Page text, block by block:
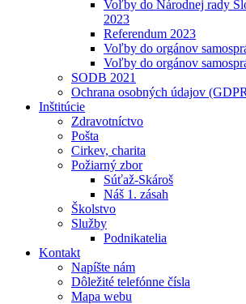
Voľby do Národnej rady
2023
Referendum 2023
Voľby do orgánov
Voľby do orgánov
SODB 2021
Ochrana osobných údajov
Inštitúcie
Zdravotníctvo
Pošta
Cirkev, charita
Požiarný zbor
Súťaž-Skároš
Náš 1. zásah
Školstvo
Služby
Podnikatelia
Kontakt
Napíšte nám
Dôležité telefónne čísla
Mapa webu